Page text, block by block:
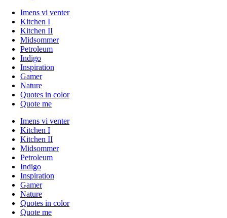
Imens vi venter
Kitchen I
Kitchen II
Midsommer
Petroleum
Indigo
Inspiration
Gamer
Nature
Quotes in color
Quote me
Imens vi venter
Kitchen I
Kitchen II
Midsommer
Petroleum
Indigo
Inspiration
Gamer
Nature
Quotes in color
Quote me